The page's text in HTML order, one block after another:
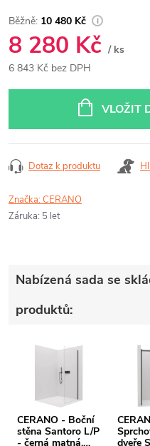
10 480 Kč
8 280 Kč / ks
6 843 Kč bez DPH
VLOŽIT
Dotaz k produktu
Značka:CERANO
Záruka: 5 let
Nabízená sada se
produktů:
CERANO - Boční
stěna Santoro L/P
- černá matná,
dveře